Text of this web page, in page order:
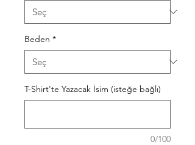
Beden *
T-Shirt'te Yazacak İsim (isteğe bağlı)
0/100